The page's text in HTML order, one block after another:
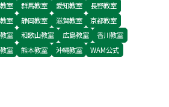
室 群馬教室 愛知教室
長野教室
室 静岡教室 滋賀教室
京都教室
室 和歌山教室 広島教室
香川教室
室 熊本教室 沖縄教室
WAM公式